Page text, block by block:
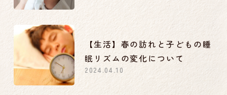
【生活】春の訪れと子どもの睡
眠リズムの変化について
2024.04.10